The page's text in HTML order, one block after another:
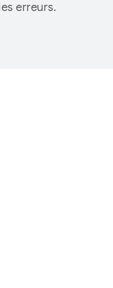
erreurs.